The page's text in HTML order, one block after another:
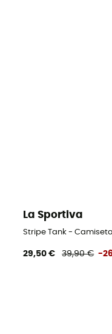
La Sportiva
Stripe Tank -
29,50 € 39,90 € -